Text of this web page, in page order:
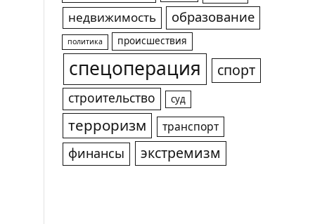
недвижимость
образование
политика происшествия
спецоперация спорт
строительство суд
терроризм транспорт
финансы экстремизм